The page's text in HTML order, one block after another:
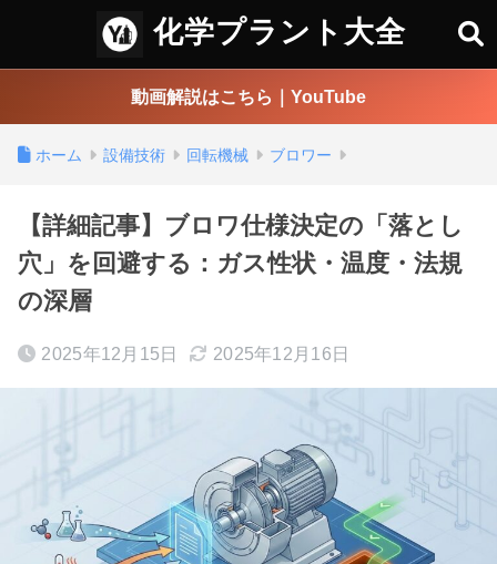
化学プラント大全
動画解説はこちら｜YouTube
ホーム 設備技術 回転機械 ブロワー
【詳細記事】ブロワ仕様決定の「落とし
穴」を回避する：ガス性状・温度・法規
の深層
2025年12月15日 2025年12月16日